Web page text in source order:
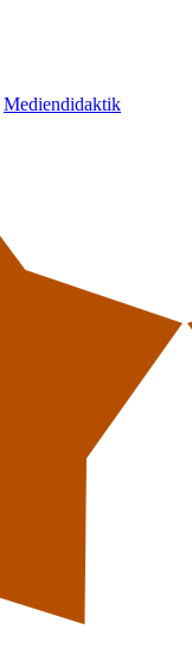
Mediendidaktik